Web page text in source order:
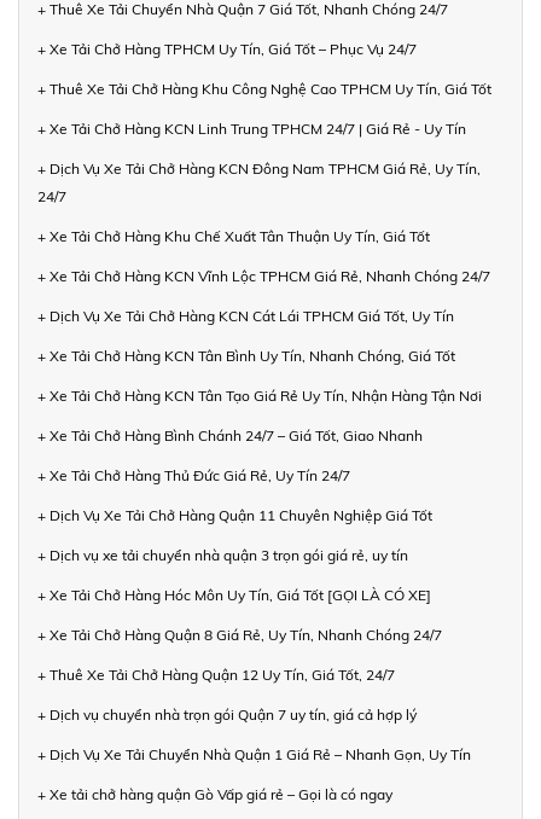
+ Thuê Xe Tải Chuyển Nhà Quận 7 Giá Tốt, Nhanh Chóng 24/7
+ Xe Tải Chở Hàng TPHCM Uy Tín, Giá Tốt – Phục Vụ 24/7
+ Thuê Xe Tải Chở Hàng Khu Công Nghệ Cao TPHCM Uy Tín, Giá Tốt
+ Xe Tải Chở Hàng KCN Linh Trung TPHCM 24/7 | Giá Rẻ - Uy Tín
+ Dịch Vụ Xe Tải Chở Hàng KCN Đông Nam TPHCM Giá Rẻ, Uy Tín,
24/7
+ Xe Tải Chở Hàng Khu Chế Xuất Tân Thuận Uy Tín, Giá Tốt
+ Xe Tải Chở Hàng KCN Vĩnh Lộc TPHCM Giá Rẻ, Nhanh Chóng 24/7
+ Dịch Vụ Xe Tải Chở Hàng KCN Cát Lái TPHCM Giá Tốt, Uy Tín
+ Xe Tải Chở Hàng KCN Tân Bình Uy Tín, Nhanh Chóng, Giá Tốt
+ Xe Tải Chở Hàng KCN Tân Tạo Giá Rẻ Uy Tín, Nhận Hàng Tận Nơi
+ Xe Tải Chở Hàng Bình Chánh 24/7 – Giá Tốt, Giao Nhanh
+ Xe Tải Chở Hàng Thủ Đức Giá Rẻ, Uy Tín 24/7
+ Dịch Vụ Xe Tải Chở Hàng Quận 11 Chuyên Nghiệp Giá Tốt
+ Dịch vụ xe tải chuyển nhà quận 3 trọn gói giá rẻ, uy tín
+ Xe Tải Chở Hàng Hóc Môn Uy Tín, Giá Tốt [GỌI LÀ CÓ XE]
+ Xe Tải Chở Hàng Quận 8 Giá Rẻ, Uy Tín, Nhanh Chóng 24/7
+ Thuê Xe Tải Chở Hàng Quận 12 Uy Tín, Giá Tốt, 24/7
+ Dịch vụ chuyển nhà trọn gói Quận 7 uy tín, giá cả hợp lý
+ Dịch Vụ Xe Tải Chuyển Nhà Quận 1 Giá Rẻ – Nhanh Gọn, Uy Tín
+ Xe tải chở hàng quận Gò Vấp giá rẻ – Gọi là có ngay